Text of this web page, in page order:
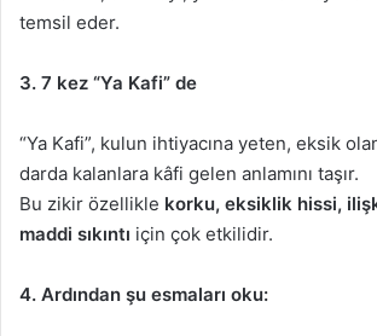
temsil eder.
3. 7 kez “Ya Kafi” de
“Ya Kafi”, kulun ihtiyacına yeten, eksik
darda kalanlara kâfi gelen anlamını taşır.
Bu zikir özellikle korku, eksiklik hissi,
maddi sıkıntı için çok etkilidir.
4. Ardından şu esmaları oku: